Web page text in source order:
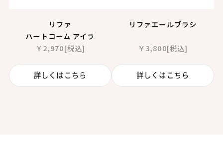
リファ
ハートコーム アイラ
￥2,970[税込]
詳しくはこちら
リファエールブラシ
￥3,800[税込]
詳しくはこちら